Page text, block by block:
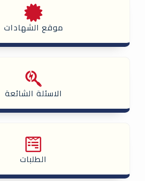
موقع الشهادات
الاسئلة الشائعة
الطلبات